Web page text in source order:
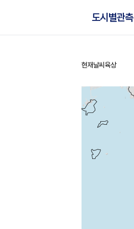
도시별관측
홈
현재날씨 육상